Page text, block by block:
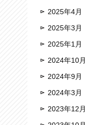
2025年4月
2025年3月
2025年1月
2024年10月
2024年9月
2024年3月
2023年12月